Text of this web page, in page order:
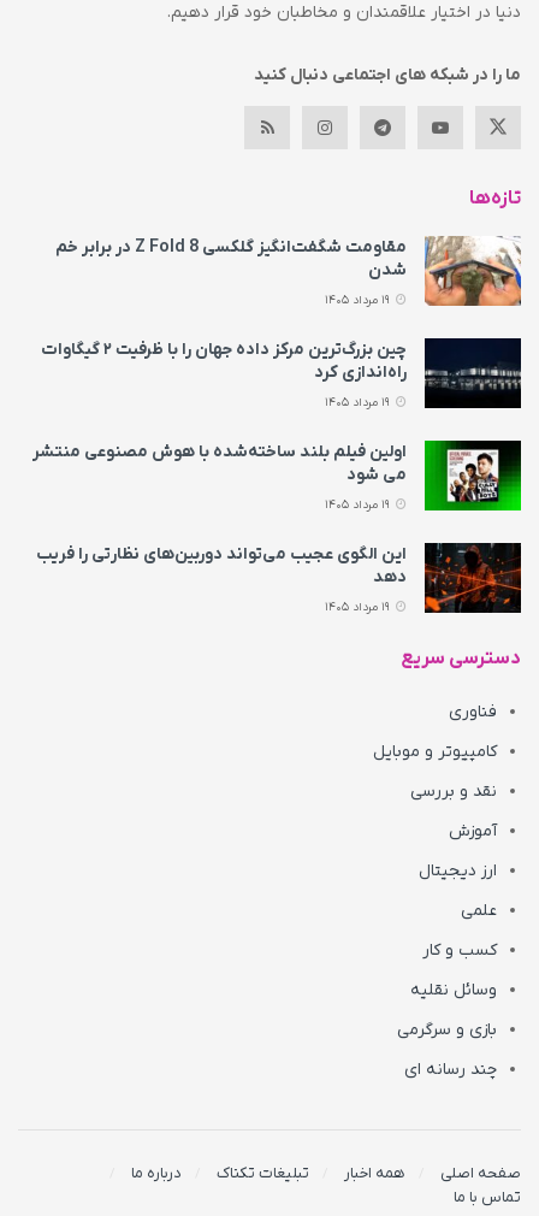
دنیا در اختیار علاقمندان و مخاطبان خود قرار دهیم.
ما را در شبکه های اجتماعی دنبال کنید
تازه‌ها
مقاومت شگفت‌انگیز گلکسی Z Fold 8 در برابر خم
شدن
چین بزرگ‌ترین مرکز داده جهان را با ظرفیت ۲ گیگاوات
راه‌اندازی کرد
اولین فیلم بلند ساخته‌شده با هوش مصنوعی منتشر
می‌ شود
این الگوی عجیب می‌تواند دوربین‌های نظارتی را فریب
دهد
دسترسی سریع
فناوری
کامپیوتر و موبایل
نقد و بررسی
آموزش
ارز دیجیتال
علمی
کسب و کار
وسائل نقلیه
بازی و سرگرمی
چند رسانه ای
صفحه اصلی همه اخبار تبلیغات تکناک
درباره ما
تماس با ما